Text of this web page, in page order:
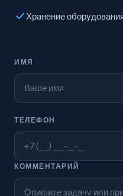
Хранение
ИМЯ
ТЕЛЕФОН
КОММЕНТАРИЙ